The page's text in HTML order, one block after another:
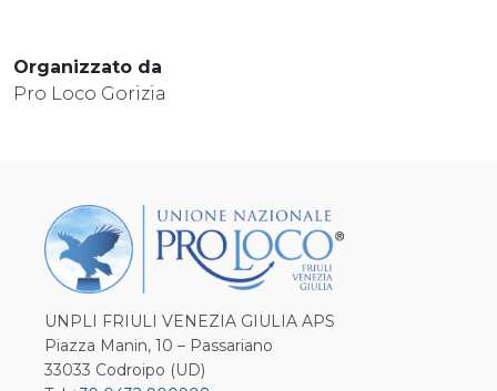
Organizzato da
Pro Loco Gorizia
UNPLI FRIULI VENEZIA GIULIA APS
Piazza Manin, 10 – Passariano
33033 Codroipo (UD)